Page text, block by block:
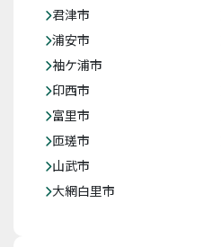
君津市
浦安市
袖ケ浦市
印西市
富里市
匝瑳市
山武市
大網白里市